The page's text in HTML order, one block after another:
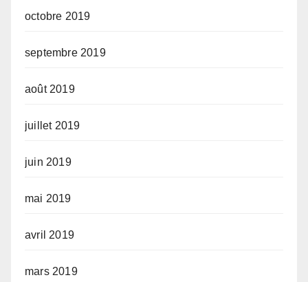
octobre 2019
septembre 2019
août 2019
juillet 2019
juin 2019
mai 2019
avril 2019
mars 2019